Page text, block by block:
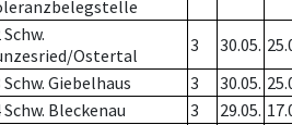
Schw.
Ostertal
3 30.05.
Schw. Giebelhaus 3 30.05.
Schw. Bleckenau 3 29.05.